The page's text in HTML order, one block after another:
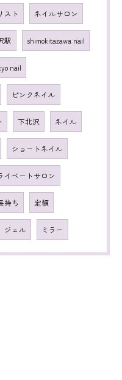
スト ネイルサロン
駅 shimokitazawa nail
nail
ピンクネイル
下北沢 ネイル
ショートネイル
イベートサロン
持ち 定額
ジェル ミラー